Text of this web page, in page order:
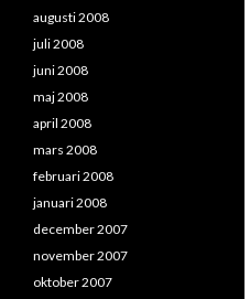
augusti 2008
juli 2008
juni 2008
maj 2008
april 2008
mars 2008
februari 2008
januari 2008
december 2007
november 2007
oktober 2007